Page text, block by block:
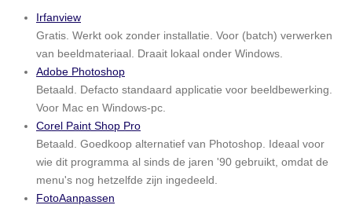
Irfanview
Gratis. Werkt ook zonder installatie. Voor (batch) verwerken
van beeldmateriaal. Draait lokaal onder Windows.
Adobe Photoshop
Betaald. Defacto standaard applicatie voor beeldbewerking.
Voor Mac en Windows-pc.
Corel Paint Shop Pro
Betaald. Goedkoop alternatief van Photoshop. Ideaal voor
wie dit programma al sinds de jaren '90 gebruikt, omdat de
menu's nog hetzelfde zijn ingedeeld.
FotoAanpassen